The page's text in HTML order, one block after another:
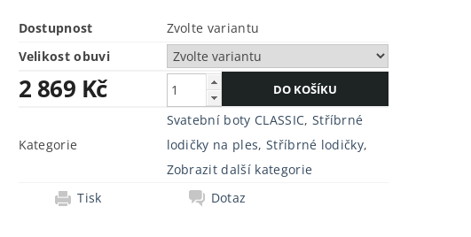
Dostupnost
Zvolte variantu
Velikost obuvi
2 869 Kč
Kategorie
Svatební boty CLASSIC, Stříbrné
lodičky na ples, Stříbrné lodičky,
Zobrazit další kategorie
Tisk
Dotaz